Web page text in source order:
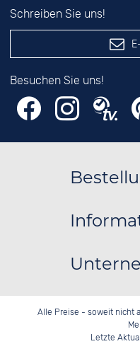
Schreiben Sie uns!
Besuchen Sie uns!
Alle Preise - soweit nicht
Letzte